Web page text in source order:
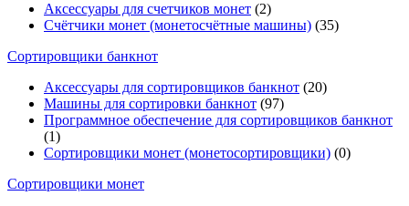
Аксессуары для счетчиков монет (2)
Счётчики монет (монетосчётные машины) (35)
Cортировщики банкнот
Аксессуары для сортировщиков банкнот (20)
Машины для сортировки банкнот (97)
Программное обеспечение для сортировщиков банкнот
(1)
Сортировщики монет (монетосортировщики) (0)
Сортировщики монет